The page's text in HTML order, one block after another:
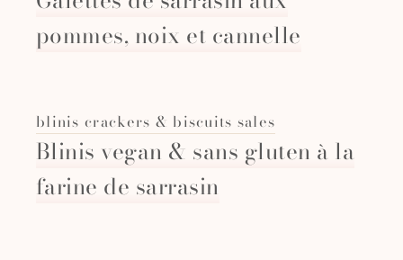
pommes, noix et cannelle
blinis crackers & biscuits sales
Blinis vegan & sans gluten à la
farine de sarrasin